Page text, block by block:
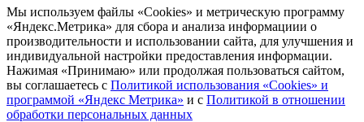
Мы используем файлы «Cookies» и метрическую программу
«Яндекс.Метрика» для сбора и анализа информациии о
производительности и использовании сайта, для улучшения и
индивидуальной настройки предоставления информации.
Нажимая «Принимаю» или продолжая пользоваться сайтом,
вы соглашаетесь с Политикой использования «Cookies» и
программой «Яндекс Метрика» и с Политикой в отношении
обработки персональных данных